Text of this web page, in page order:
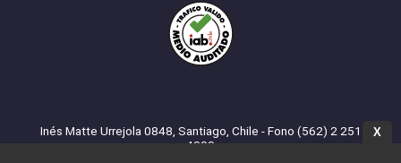
Inés Matte Urrejola 0848, Santiago, Chile - Fono (562) 2 251
4000
X